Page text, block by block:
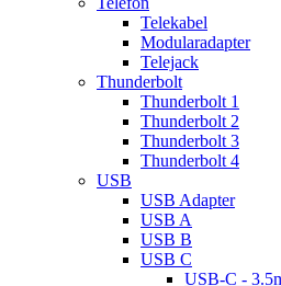
Telekabel
Modularadapter
Telejack
Thunderbolt
Thunderbolt 1
Thunderbolt 2
Thunderbolt 3
Thunderbolt 4
USB
USB Adapter
USB A
USB B
USB C
USB-C -